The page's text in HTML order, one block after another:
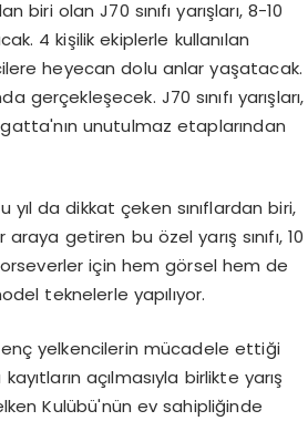
olan J70 sınıfı yarışları, 8-10
4 kişilik ekiplerle kullanılan
heyecan dolu anlar yaşatacak.
gerçekleşecek. J70 sınıfı yarışları,
unutulmaz etaplarından
da dikkat çeken sınıflardan biri,
getiren bu özel yarış sınıfı, 10
için hem görsel hem de
teknelerle yapılıyor.
yelkencilerin mücadele ettiği
açılmasıyla birlikte yarış
Kulübü'nün ev sahipliğinde